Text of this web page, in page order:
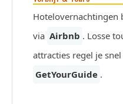
Hotelovernachtingen
via Airbnb . Losse
attracties regel je
GetYourGuide .